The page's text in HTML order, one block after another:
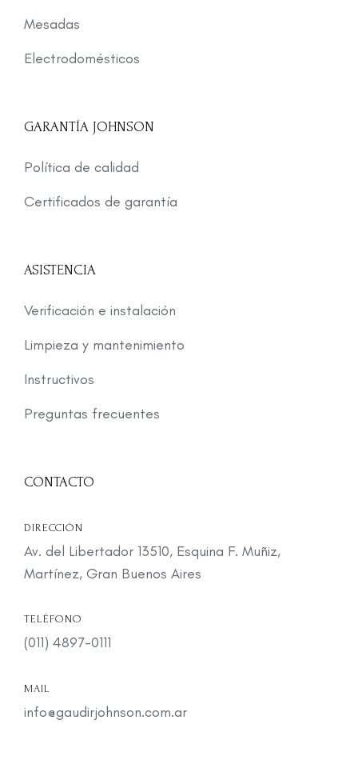
Mesadas
Electrodomésticos
GARANTÍA JOHNSON
Política de calidad
Certificados de garantía
ASISTENCIA
Verificación e instalación
Limpieza y mantenimiento
Instructivos
Preguntas frecuentes
CONTACTO
DIRECCIÓN
Av. del Libertador 13510, Esquina F. Muñiz,
Martínez, Gran Buenos Aires
TELÉFONO
(011) 4897-0111
MAIL
info@gaudirjohnson.com.ar